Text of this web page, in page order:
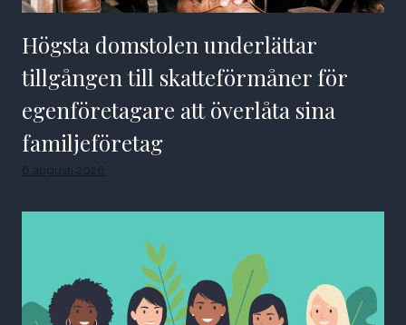
Högsta domstolen underlättar
tillgången till skatteförmåner för
egenföretagare att överlåta sina
familjeföretag
6 augusti 2026